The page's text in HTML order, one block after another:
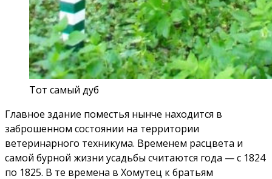
Тот самый дуб
Главное здание поместья нынче находится в
заброшенном состоянии на территории
ветеринарного техникума. Временем расцвета и
самой бурной жизни усадьбы считаются года — с 1824
по 1825. В те времена в Хомутец к братьям